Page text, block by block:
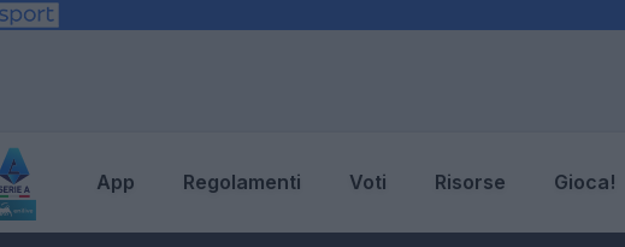
App Regolamenti Voti Risorse Gioca!